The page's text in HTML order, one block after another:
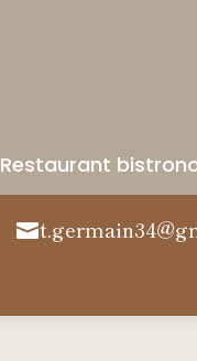
Restaurant
